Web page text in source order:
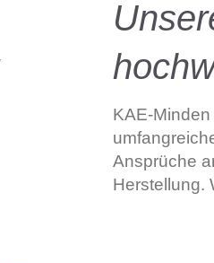
KAE-
Ansprüche
Herstellung.